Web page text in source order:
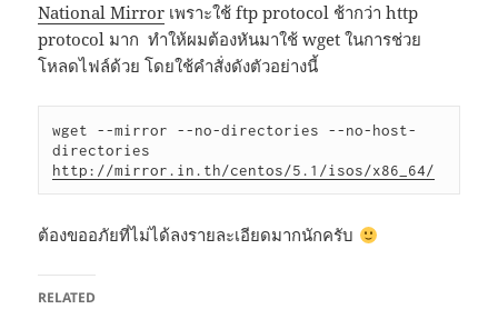
National Mirror เพราะใช้ ftp protocol ช้ากว่า http
protocol มาก ทำให้ผมต้องหันมาใช้ wget ในการช่วย
โหลดไฟล์ด้วย โดยใช้คำสั่งดังตัวอย่างนี้
wget --mirror --no-directories --no-host-
http://mirror.in.th/centos/5.1/isos/x86_64/
ต้องขออภัยที่ไม่ได้ลงรายละเอียดมากนักครับ
RELATED